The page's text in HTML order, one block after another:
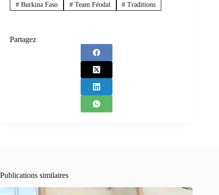
#Burkina Faso #Team Féodal # Traditions
Partagez
Publications similaires